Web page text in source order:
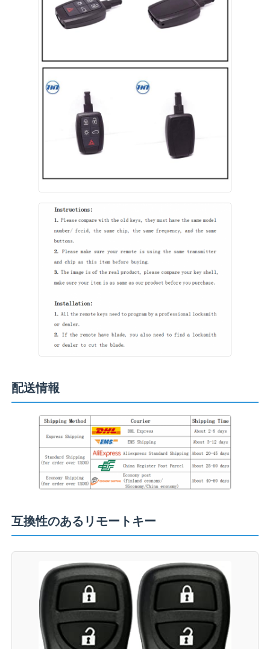
会社案内
品質管理
お問い合わせ
すべての場合
車のキーブレード
片刃付きフライス
車のキー プログラマー
トランスポンダーの破片
鍵屋機械
KEYDIY スマートキー
配送情報
互換性のあるリモートキー